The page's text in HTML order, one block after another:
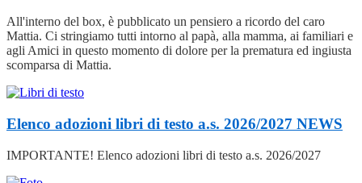
All'interno del box, è pubblicato un pensiero a ricordo del caro
Mattia. Ci stringiamo tutti intorno al papà, alla mamma, ai familiari e
agli Amici in questo momento di dolore per la prematura ed ingiusta
scomparsa di Mattia.
Elenco adozioni libri di testo a.s. 2026/2027 NEWS
IMPORTANTE! Elenco adozioni libri di testo a.s. 2026/2027